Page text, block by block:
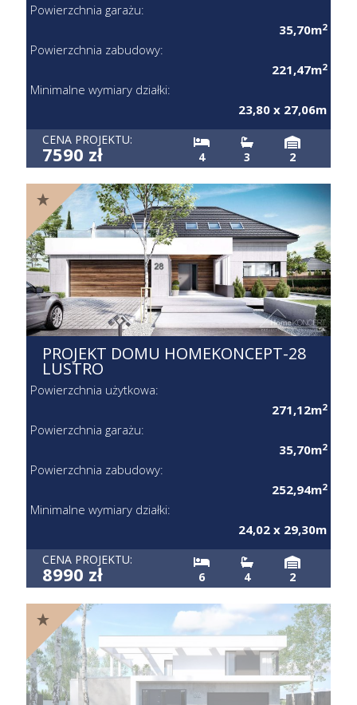
Powierzchnia garażu:
35,70m2
Powierzchnia zabudowy:
221,47m2
Minimalne wymiary działki:
23,80 x 27,06m
CENA PROJEKTU:
7590 zł 4 3 2
PROJEKT DOMU HOMEKONCEPT-28
LUSTRO
Powierzchnia użytkowa:
271,12m2
Powierzchnia garażu:
35,70m2
Powierzchnia zabudowy:
252,94m2
Minimalne wymiary działki:
24,02 x 29,30m
CENA PROJEKTU:
8990 zł 6 4 2